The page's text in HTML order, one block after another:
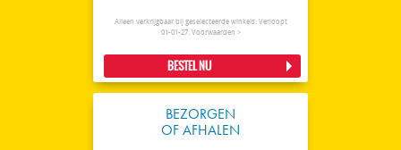
Alleen verkrijgbaar bij geselecteerde winkels. Verloopt
01-01-27. Voorwaarden >
BESTEL NU
BEZORGEN
OF AFHALEN